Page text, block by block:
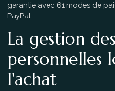
garantie avec 61 modes de
PayPal.
La gestion
personnelles
l'achat